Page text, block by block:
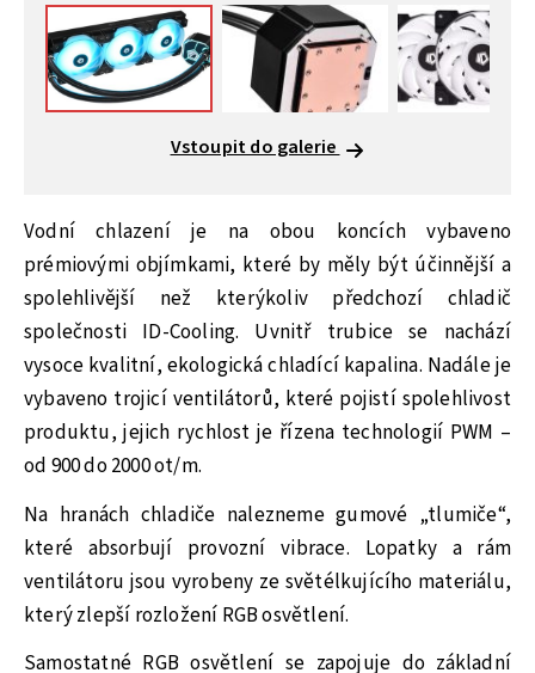
Vstoupit do galerie
Vodní chlazení je na obou koncích vybaveno
prémiovými objímkami, které by měly být účinnější a
spolehlivější než kterýkoliv předchozí chladič
společnosti ID-Cooling. Uvnitř trubice se nachází
vysoce kvalitní, ekologická chladící kapalina. Nadále je
vybaveno trojicí ventilátorů, které pojistí spolehlivost
produktu, jejich rychlost je řízena technologií PWM –
od 900 do 2000 ot/m.
Na hranách chladiče nalezneme gumové „tlumiče“,
které absorbují provozní vibrace. Lopatky a rám
ventilátoru jsou vyrobeny ze světélkujícího materiálu,
který zlepší rozložení RGB osvětlení.
Samostatné RGB osvětlení se zapojuje do základní